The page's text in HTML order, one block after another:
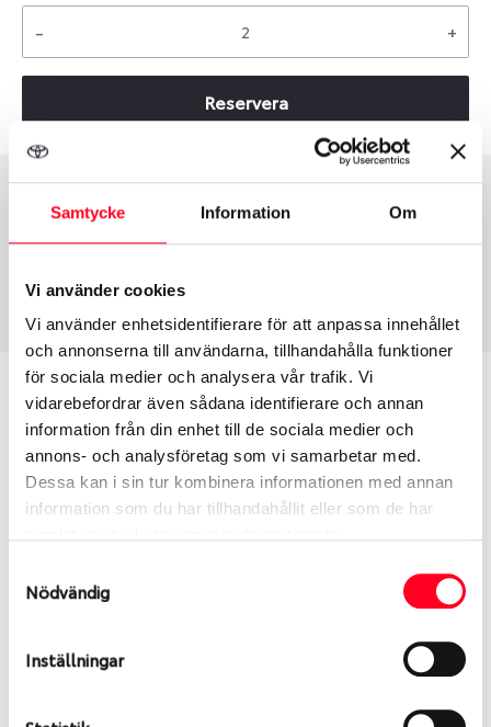
Samtycke Information Om
Vi använder cookies
Vi använder enhetsidentifierare för att anpassa innehållet
och annonserna till användarna, tillhandahålla funktioner
för sociala medier och analysera vår trafik. Vi
vidarebefordrar även sådana identifierare och annan
information från din enhet till de sociala medier och
annons- och analysföretag som vi samarbetar med.
Dessa kan i sin tur kombinera informationen med annan
information som du har tillhandahållit eller som de har
Nödvändig
Inställningar
- +
Reservera
Däcktyp
Vinter
Däckstorlek
215/55 R 16 97T
120223
Passar detta däck min bil?
Ange registreringsnummer för att se om det däck
du valt passar din bilmodell. Om du köper däck som
skall sättas på dina befintliga fälgar, se till att kolla
årens lopp och inte vara samma dimension som
bilen hade ut från fabrik.